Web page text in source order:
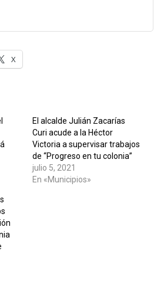
X
El alcalde Julián Zacarías
Curi acude a la Héctor
Victoria a supervisar trabajos
de “Progreso en tu colonia”
julio 5, 2021
En «Municipios»